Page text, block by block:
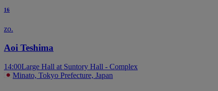
16
zo.
Aoi Teshima
14:00Large Hall at Suntory Hall - Complex
Minato, Tokyo Prefecture, Japan